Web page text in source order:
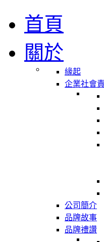
首頁
關於
緣起
企業社會
公司簡介
品牌故事
品牌禮讚